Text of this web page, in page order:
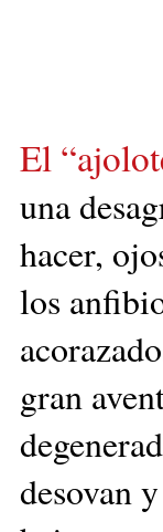
El
una
hacer,
los
gran
desovan